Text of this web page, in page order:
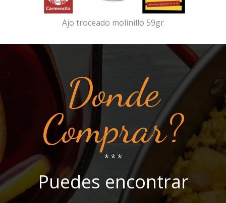
Ajo troceado molinillo 59gr
Donde
Comprar?
* * *
Puedes encontrar